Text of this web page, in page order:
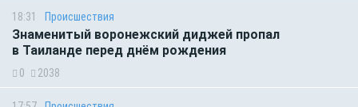
18:31 Происшествия
Знаменитый воронежский диджей пропал
в Таиланде перед днём рождения
0 2038